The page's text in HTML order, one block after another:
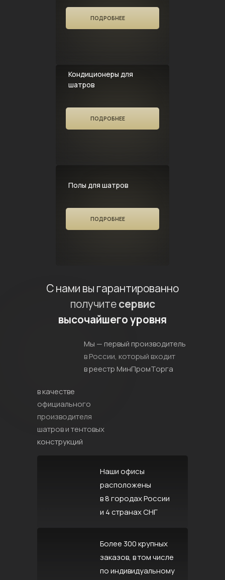
ПОДРОБНЕЕ
Кондиционеры для
шатров
ПОДРОБНЕЕ
Полы для шатров
ПОДРОБНЕЕ
С нами вы гарантированно
получитесервис
высочайшего уровня
Мы — первый производитель
в России, который входит
в реестр МинПромТорга
в качестве
официального
производителя
шатров и тентовых
конструкций
Наши офисы
расположены
в 8 городах России
и 4 странах СНГ
Более 300 крупных
заказов, в том числе
по индивидуальному